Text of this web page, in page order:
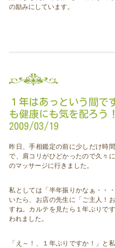
の励みにしています。
１年はあっという間で
も健康にも気を配ろう！
2009/03/19
昨日、手相鑑定の前に少しだけ時
で、肩コリがひどかったので久々
のマッサージに行きました。
私としては「半年振りかなぁ・・
いたら、お店の先生に「ご主人！
すね。カルテを見たら１年ぶりで
われました。
「え～！、１年ぶりですか！」と